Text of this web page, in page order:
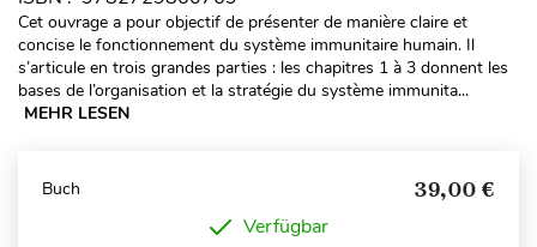
Cet ouvrage a pour objectif de présenter de manière claire et
concise le fonctionnement du système immunitaire humain. Il
s’articule en trois grandes parties : les chapitres 1 à 3 donnent les
bases de l’organisation et la stratégie du système immunita...
MEHR LESEN
Buch 39,00 €
Verfügbar